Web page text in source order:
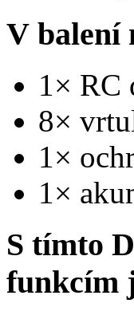
V balení
1× RC
8×
1×
1×
S tímto
funkcím